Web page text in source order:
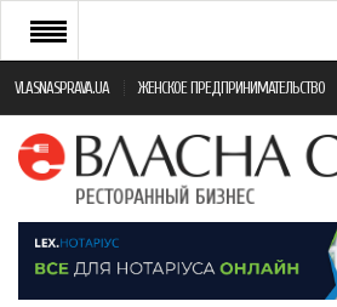
VLASNASPRAVA.UA ЖЕНСКОЕ ПРЕДПРИНИМАТЕЛЬСТВО
НОВИНИ РЕСТОРАННОГО БІЗНЕСУ
ЯК ВІДКРИТИ ТА УСПІШНО КЕРУВАТИ
МОНІТОРИНГ ЗАКОНОДАВСТВА